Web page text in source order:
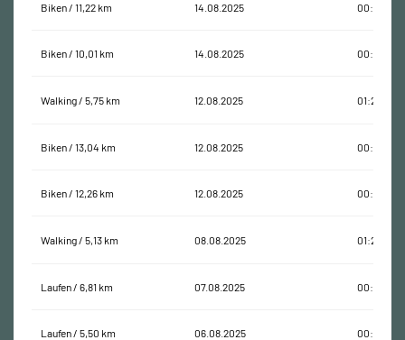
Biken / 11,22 km 14.08.2025 00:26:43
Biken / 10,01 km 14.08.2025 00:20:19
Walking / 5,75 km 12.08.2025 01:28:42
Biken / 13,04 km 12.08.2025 00:33:49
Biken / 12,26 km 12.08.2025 00:26:09
Walking / 5,13 km 08.08.2025 01:20:35
Laufen / 6,81 km 07.08.2025 00:52:36
Laufen / 5,50 km 06.08.2025 00:36:02